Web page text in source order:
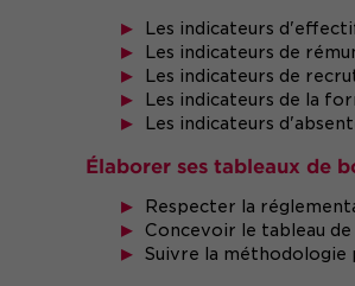
Les indicateurs
Les indicateurs de
Les indicateurs de
Les indicateurs de la
Les indicateurs
Élaborer ses tableaux de
Respecter la
Concevoir le tableau
Suivre la méthodologie